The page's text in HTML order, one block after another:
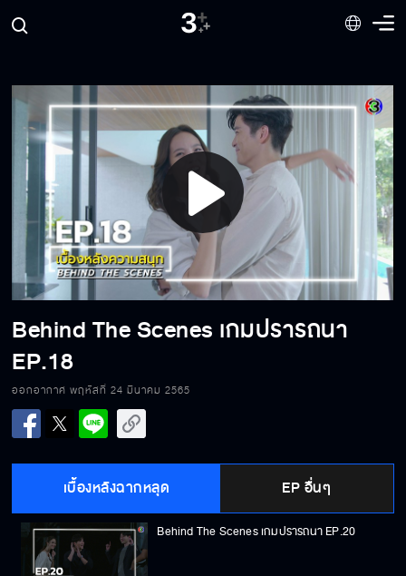
Play
Video
Behind The Scenes เกมปรารถนา
EP.18
ออกอากาศ พฤหัสที่ 24 มีนาคม 2565
เบื้องหลังฉากหลุด EP อื่นๆ
Behind The Scenes เกมปรารถนา EP.20